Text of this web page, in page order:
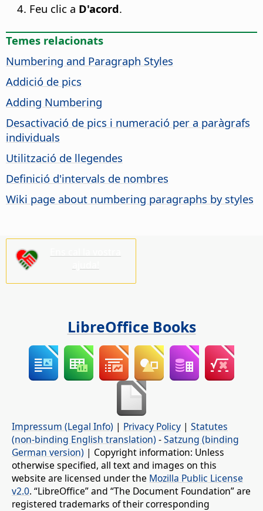
Feu clic a D'acord.
Temes relacionats
Numbering and Paragraph Styles
Addició de pics
Adding Numbering
Desactivació de pics i numeració per a paràgrafs
individuals
Utilització de llegendes
Definició d'intervals de nombres
Wiki page about numbering paragraphs by styles
LibreOffice Books
Impressum (Legal Info) | Privacy Policy | Statutes
(non-binding English translation) -Satzung (binding
German version) | Copyright information: Unless
otherwise specified, all text and images on this
website are licensed under the Mozilla Public License
v2.0. “LibreOffice” and “The Document Foundation” are
registered trademarks of their corresponding